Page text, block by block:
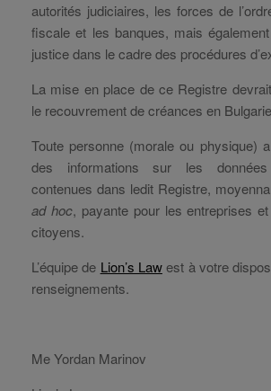
autorités judiciaires, les forces de
fiscale et les banques, mais
justice dans le cadre des procédures
La mise en place de ce Registre
le recouvrement de créances en
Toute personne (morale ou physique)
des informations sur les
contenues dans ledit Registre,
ad hoc, payante pour les entreprises
citoyens.
L’équipe de Lion’s Lawest à votre
renseignements.
Me Yordan Marinov